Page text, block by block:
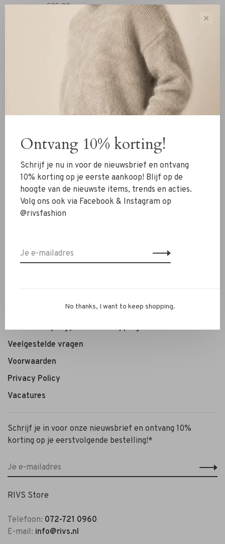
€25,00
Sorteren op:
Toon 1 - 1 van 1
Kleding
Sieraden
Accessoires
SALE
Ruilen & retourneren
Personal Styling / Private Shopping
Veelgestelde vragen
Voorwaarden
Privacy Policy
Vacatures
Schrijf je in voor onze nieuwsbrief en ontvang 10%
korting op je eerstvolgende bestelling!*
RIVS Store
Telefoon: 072-721 0960
E-mail: info@rivs.nl
✕
Ontvang 10% korting!
Schrijf je nu in voor de nieuwsbrief en ontvang
10% korting op je eerste aankoop! Blijf op de
hoogte van de nieuwste items, trends en acties.
Volg ons ook via Facebook & Instagram op
@rivsfashion
No thanks, I want to keep shopping.